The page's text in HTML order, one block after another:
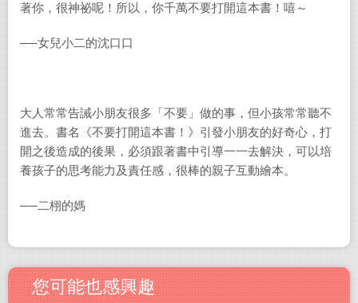
著你，很神祕呢！所以，你千萬不要打開這本書！嘻～
──女兒小二的沈口口
大人常常告誡小朋友很多「不要」做的事，但小孩常常聽不
進去。書名《不要打開這本書！》引發小朋友的好奇心，打
開之後造成的後果，必須跟著書中引導一一去解決，可以培
養孩子的思考能力及責任感，很棒的親子互動繪本。
──二栩的媽
您可能也感興趣